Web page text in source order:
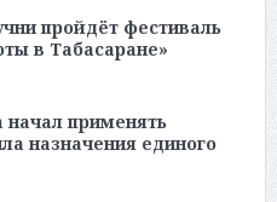
пройдёт фестиваль
в Табасаране»
начал применять
назначения единого